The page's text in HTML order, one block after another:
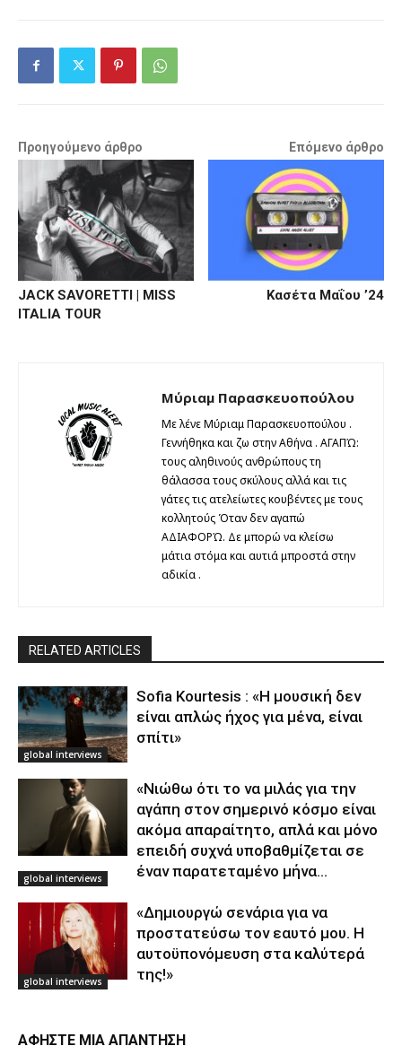
Προηγούμενο άρθρο
JACK SAVORETTI | MISS
ITALIA TOUR
Επόμενο άρθρο
Κασέτα Μαΐου ’24
Μύριαμ Παρασκευοπούλου
Με λένε Μύριαμ Παρασκευοπούλου .
Γεννήθηκα και ζω στην Αθήνα . ΑΓΑΠΏ:
τους αληθινούς ανθρώπους τη
θάλασσα τους σκύλους αλλά και τις
γάτες τις ατελείωτες κουβέντες με τους
κολλητούς Όταν δεν αγαπώ
ΑΔΙΑΦΟΡΏ. Δε μπορώ να κλείσω
μάτια στόμα και αυτιά μπροστά στην
αδικία .
RELATED ARTICLES
global interviews
Sofia Kourtesis : «Η μουσική δεν
είναι απλώς ήχος για μένα, είναι
σπίτι»
global interviews
«Νιώθω ότι το να μιλάς για την
αγάπη στον σημερινό κόσμο είναι
ακόμα απαραίτητο, απλά και μόνο
επειδή συχνά υποβαθμίζεται σε
έναν παρατεταμένο μήνα...
global interviews
«Δημιουργώ σενάρια για να
προστατεύσω τον εαυτό μου. Η
αυτοϋπονόμευση στα καλύτερά
της!»
ΑΦΗΣΤΕ ΜΙΑ ΑΠΑΝΤΗΣΗ